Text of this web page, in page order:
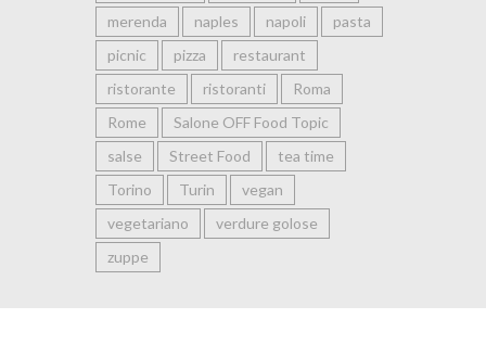
merenda
naples napoli
pasta
picnic
pizza
restaurant
ristorante
ristoranti
Roma
Rome
Salone OFF Food Topic
salse
Street Food
tea time
Torino
Turin
vegan
vegetariano
verdure golose
zuppe